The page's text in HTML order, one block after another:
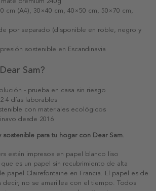
cm (A4), 30×40 cm, 40×50 cm, 50×70 cm,
por separado (disponible en roble, negro y
sostenible en Escandinavia
Sam?
- prueba en casa sin riesgo
4 días laborables
con materiales ecológicos
desde 2016
sostenible para tu hogar con Dear Sam.
están impresos en papel blanco liso
es un papel sin recubrimiento de alta
papel Clairefontaine en Francia. El papel es de
decir, no se amarillea con el tiempo. Todos